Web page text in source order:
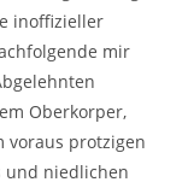
inoffizieller
mir
Oberkorper,
voraus protzigen
und niedlichen